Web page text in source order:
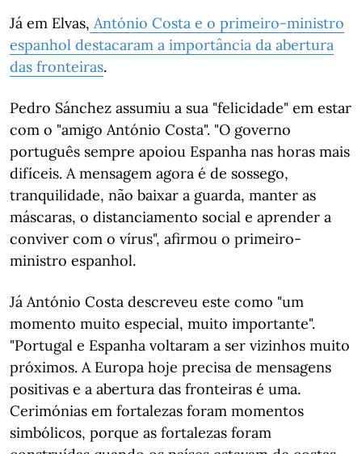
Já em Elvas, António Costa e o primeiro-ministro
espanhol destacaram a importância da abertura
das fronteiras.
Pedro Sánchez assumiu a sua "felicidade" em estar
com o "amigo António Costa". "O governo
português sempre apoiou Espanha nas horas mais
difíceis. A mensagem agora é de sossego,
tranquilidade, não baixar a guarda, manter as
máscaras, o distanciamento social e aprender a
conviver com o vírus", afirmou o primeiro-
ministro espanhol.
Já António Costa descreveu este como "um
momento muito especial, muito importante".
"Portugal e Espanha voltaram a ser vizinhos muito
próximos. A Europa hoje precisa de mensagens
positivas e a abertura das fronteiras é uma.
Cerimónias em fortalezas foram momentos
simbólicos, porque as fortalezas foram